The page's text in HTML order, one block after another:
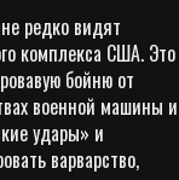
редко видят
комплекса США. Это
бойню от
военной машины и
удары» и
варварство,